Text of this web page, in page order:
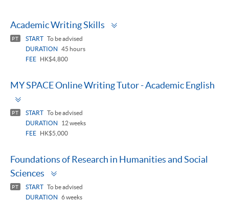
Academic Writing Skills
PT START To be advised
DURATION
45 hours
FEE
HK$4,800
MY SPACE Online Writing Tutor - Academic English
PT START To be advised
DURATION
12 weeks
FEE
HK$5,000
Foundations of Research in Humanities and Social
Sciences
PT START To be advised
DURATION
6 weeks